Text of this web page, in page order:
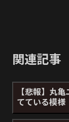
関連記事
【悲報】丸
てている模様